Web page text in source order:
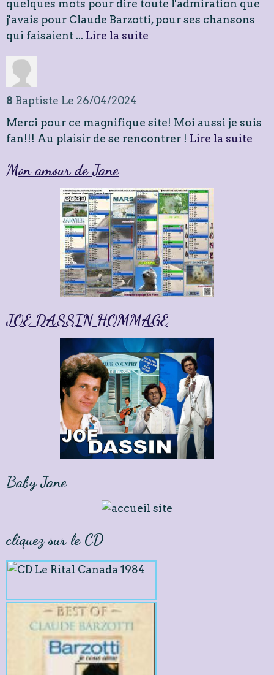
quelques mots pour dire toute l'admiration que
j'avais pour Claude Barzotti, pour ses chansons
qui faisaient ... Lire la suite
8 Baptiste Le 26/04/2024
Merci pour ce magnifique site! Moi aussi je suis
fan!!! Au plaisir de se rencontrer ! Lire la suite
Mon amour de Jane
JOE DASSIN HOMMAGE
Baby Jane
cliquez sur le CD